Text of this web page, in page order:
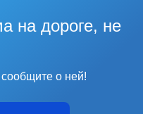
на дороге, не
о ней!